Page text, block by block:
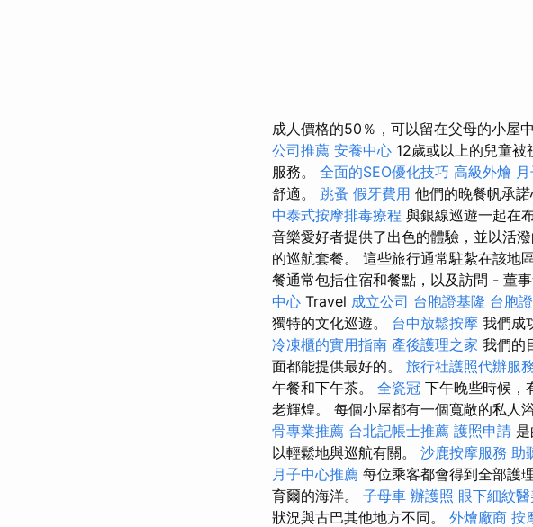
成人價格的50％，可以留在父母的小屋
公司推薦 安養中心 12歲或以上的兒童
服務。 全面的SEO優化技巧 高級外燴
舒適。 跳蚤 假牙費用 他們的晚餐帆承
中泰式按摩排毒療程 與銀線巡遊一起在
音樂愛好者提供了出色的體驗，並以活
的巡航套餐。 這些旅行通常駐紮在該地
餐通常包括住宿和餐點，以及訪問 - 董
中心 Travel 成立公司 台胞證基隆 台胞
獨特的文化巡遊。 台中放鬆按摩 我們成
冷凍櫃的實用指南 產後護理之家 我們的
面都能提供最好的。 旅行社護照代辦服
午餐和下午茶。 全瓷冠 下午晚些時候，
老輝煌。 每個小屋都有一個寬敞的私人
骨專業推薦 台北記帳士推薦 護照申請
以輕鬆地與巡航有關。 沙鹿按摩服務 助
月子中心推薦 每位乘客都會得到全部護
育爾的海洋。 子母車 辦護照 眼下細紋醫
狀況與古巴其他地方不同。 外燴廠商 按